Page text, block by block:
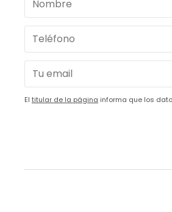
El titular de la página informa que los